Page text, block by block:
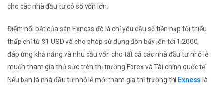
cho các nhà đầu tư có số vốn lớn.
Điểm nổi bật của sàn Exness đó là chỉ yêu cầu số tiền nạp tối thiểu
thấp chỉ từ $1 USD và cho phép sử dụng đòn bẩy lên tới 1:2000,
đáp ứng khả năng và nhu cầu vốn cho tất cả các nhà đầu tư nhỏ lẻ
muốn tham gia thử sức trên thị trường Forex và Tài chính quốc tế.
Nếu bạn là nhà đầu tư nhỏ lẻ mới tham gia thị trường thì Exness là